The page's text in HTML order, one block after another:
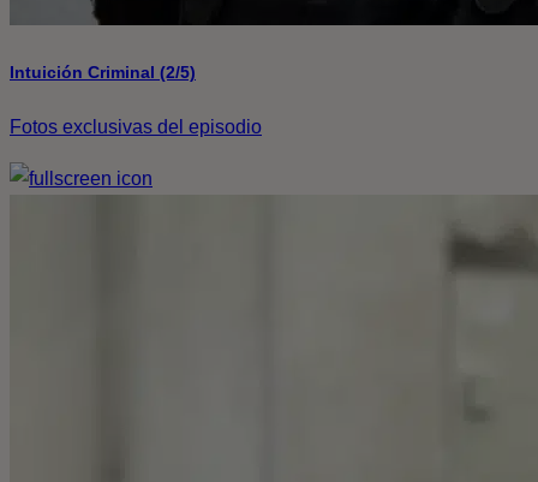
Intuición Criminal (2/5)
Fotos exclusivas del episodio